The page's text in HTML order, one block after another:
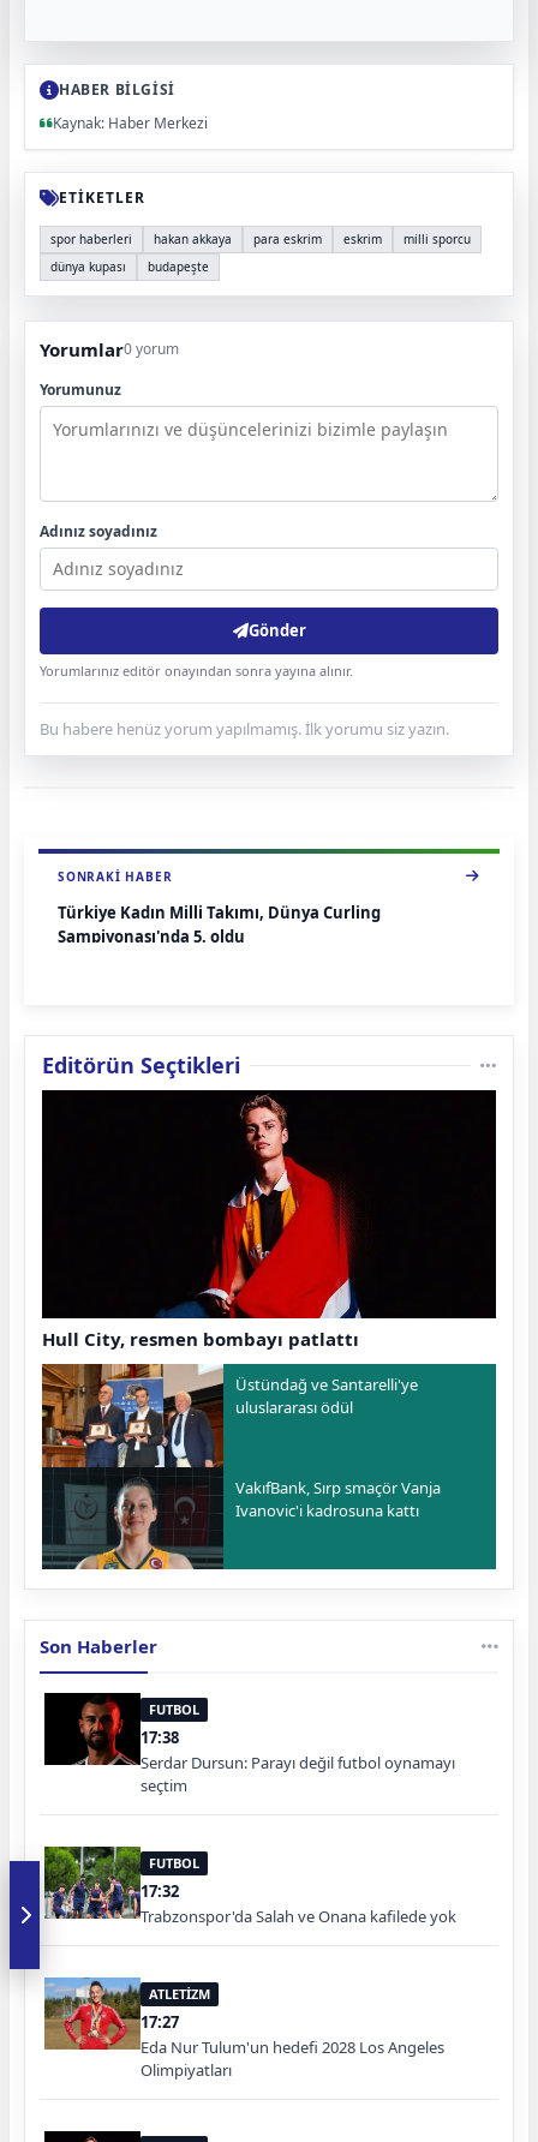
HABER BİLGİSİ
Kaynak: Haber Merkezi
ETİKETLER
spor haberleri hakan akkaya para eskrim eskrim
milli sporcu
dünya kupası
budapeşte
Yorumlar0 yorum
Yorumunuz
Adınız soyadınız
Gönder
Yorumlarınız editör onayından sonra yayına alınır.
Bu habere henüz yorum yapılmamış. İlk yorumu siz yazın.
SONRAKI HABER
Türkiye Kadın Milli Takımı, Dünya Curling
Şampiyonası'nda 5. oldu
Editörün Seçtikleri
Hull City, resmen bombayı patlattı
Üstündağ ve Santarelli'ye
uluslararası ödül
VakıfBank, Sırp smaçör Vanja
Ivanovic'i kadrosuna kattı
Son Haberler
FUTBOL
17:38
Serdar Dursun: Parayı değil futbol oynamayı
seçtim
FUTBOL
17:32
Trabzonspor'da Salah ve Onana kafilede yok
ATLETİZM
17:27
Eda Nur Tulum'un hedefi 2028 Los Angeles
Olimpiyatları